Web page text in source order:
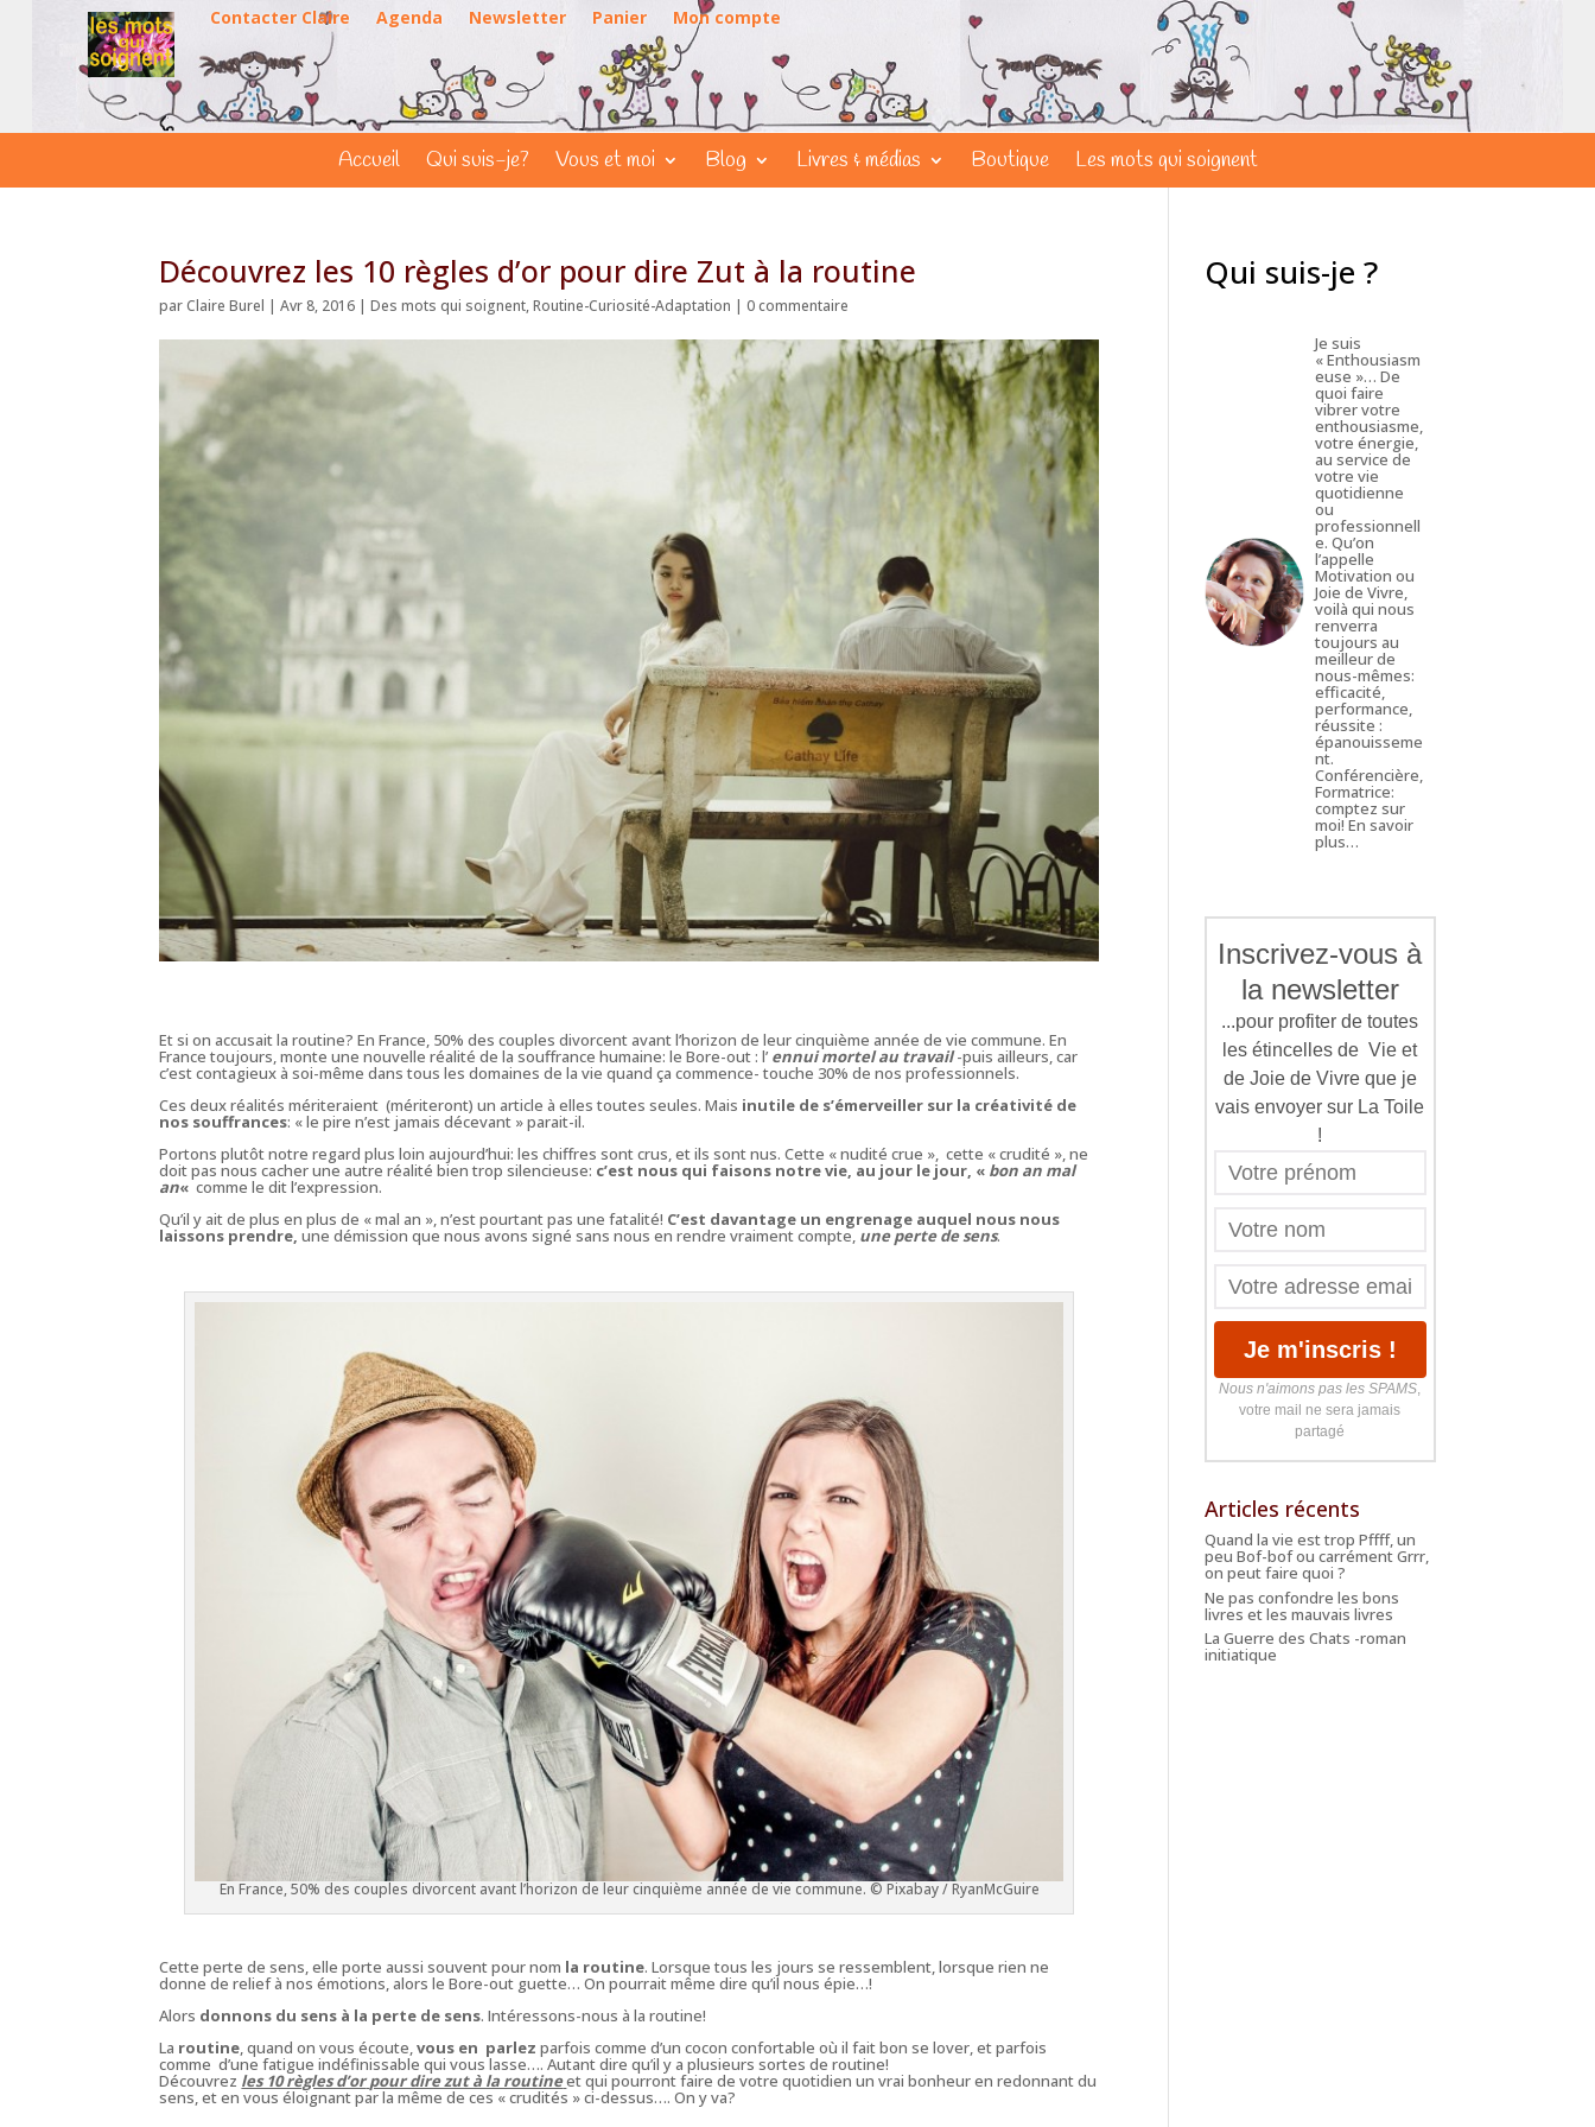
Contacter Claire Agenda Newsletter Panier Mon compte
Accueil Qui suis-je? Vous et moi Blog Livres & médias Boutique Les mots qui soignent
Découvrez les 10 règles d’or pour dire Zut à la routine
parClaire Burel |Avr 8, 2016 |Des mots qui soignent,Routine-Curiosité-Adaptation |0 commentaire
Et si on accusait la routine? En France, 50% des couples divorcent avant l’horizon de leur cinquième année de vie commune. En
France toujours, monte une nouvelle réalité de la souffrance humaine: le Bore-out : l’ ennui mortel au travail-puis ailleurs, car
c’est contagieux à soi-même dans tous les domaines de la vie quand ça commence- touche 30% de nos professionnels.
Ces deux réalités mériteraient (mériteront) un article à elles toutes seules. Mais inutile de s’émerveiller sur la créativité de
nos souffrances: « le pire n’est jamais décevant » parait-il.
Portons plutôt notre regard plus loin aujourd’hui: les chiffres sont crus, et ils sont nus. Cette « nudité crue », cette « crudité », ne
doit pas nous cacher une autre réalité bien trop silencieuse: c’est nous qui faisons notre vie, au jour le jour, « bon an mal
an«comme le dit l’expression.
Qu’il y ait de plus en plus de « mal an », n’est pourtant pas une fatalité! C’est davantage un engrenage auquel nous nous
laissons prendre, une démission que nous avons signé sans nous en rendre vraiment compte, une perte de sens.
En France, 50% des couples divorcent avant l’horizon de leur cinquième année de vie commune. © Pixabay / RyanMcGuire
Cette perte de sens, elle porte aussi souvent pour nom la routine. Lorsque tous les jours se ressemblent, lorsque rien ne
donne de relief à nos émotions, alors leBore-out guette… On pourrait même dire qu’il nous épie…!
Alors donnons du sens à la perte de sens. Intéressons-nous à la routine!
La routine, quand on vous écoute,vous en parlez parfois comme d’un cocon confortable où il fait bon se lover, et parfois
comme d’une fatigue indéfinissable qui vous lasse…. Autant dire qu’il y a plusieurs sortes de routine!
Découvrez les 10 règles d’orpour dire zut à la routineet qui pourront faire de votre quotidien un vrai bonheur en redonnant du
sens, et en vous éloignant par la même de ces «crudités » ci-dessus…. On y va?
Qui suis-je ?
Je suis
« Enthousiasm
euse »… De
quoi faire
vibrer votre
enthousiasme,
votre énergie,
au service de
votre vie
quotidienne
ou
professionnell
e. Qu’on
l’appelle
Motivation ou
Joie de Vivre,
voilà qui nous
renverra
toujours au
meilleur de
nous-mêmes:
efficacité,
performance,
réussite :
épanouisseme
nt.
Conférencière,
Formatrice:
comptez sur
moi!En savoir
plus…
Inscrivez-vous à
la newsletter
...pour profiter de toutes
les étincelles de Vie et
de Joie de Vivre que je
vais envoyer sur La Toile
!
Nous n'aimons pas les SPAMS,
votre mail ne sera jamais
partagé
Articles récents
Quand la vie est trop Pffff, un
peu Bof-bof ou carrément Grrr,
on peut faire quoi ?
Ne pas confondre les bons
livres et les mauvais livres
La Guerre des Chats -roman
initiatique